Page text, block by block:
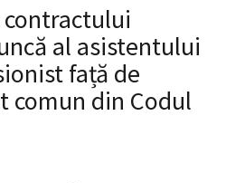
al asistentului
față de
comun din Codul